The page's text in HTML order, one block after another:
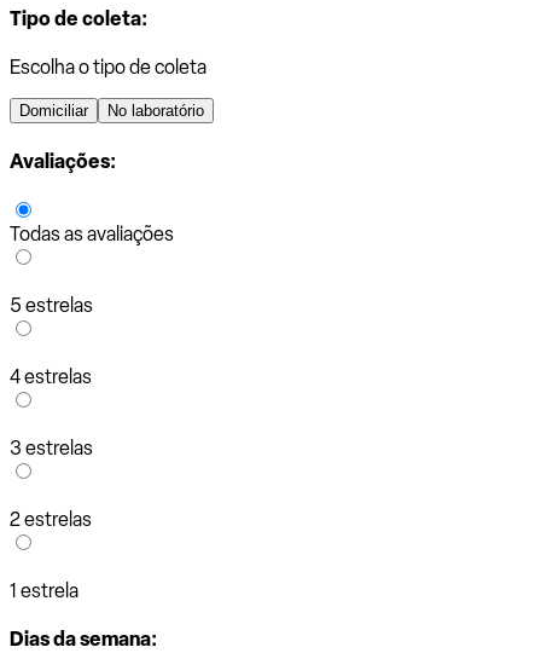
Tipo de coleta:
Escolha o tipo de coleta
Domiciliar No laboratório
Avaliações:
Todas as avaliações
5 estrelas
4 estrelas
3 estrelas
2 estrelas
1 estrela
Dias da semana: